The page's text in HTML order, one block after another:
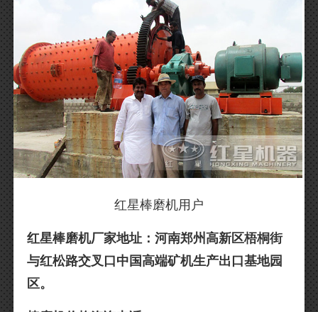
红星棒磨机用户
红星棒磨机厂家地址：河南郑州高新区梧桐街
与红松路交叉口中国高端矿机生产出口基地园
区。